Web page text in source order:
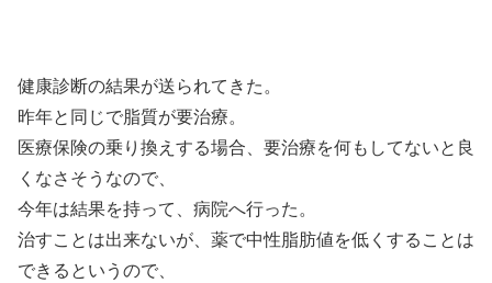
健康診断の結果が送られてきた。
昨年と同じで脂質が要治療。
医療保険の乗り換えする場合、要治療を何もしてないと良
くなさそうなので、
今年は結果を持って、病院へ行った。
治すことは出来ないが、薬で中性脂肪値を低くすることは
できるというので、